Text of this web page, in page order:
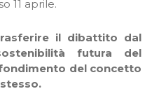
11 aprile.
il dibattito dal
futura del
del concetto